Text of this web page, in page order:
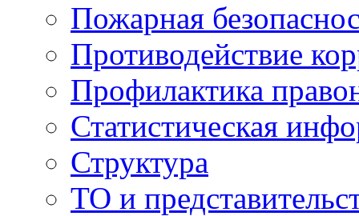
Пожарная
Противодействие
Профилактика
Статистическая
Структура
ТО и